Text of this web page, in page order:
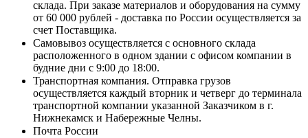
склада. При заказе материалов и оборудования на сумму
от 60 000 рублей - доставка по России осуществляется за
счет Поставщика.
Самовывоз осуществляется с основного склада
расположенного в одном здании с офисом компании в
будние дни с 9:00 до 18:00.
Транспортная компания. Отправка грузов
осуществляется каждый вторник и четверг до терминала
транспортной компании указанной Заказчиком в г.
Нижнекамск и Набережные Челны.
Почта России